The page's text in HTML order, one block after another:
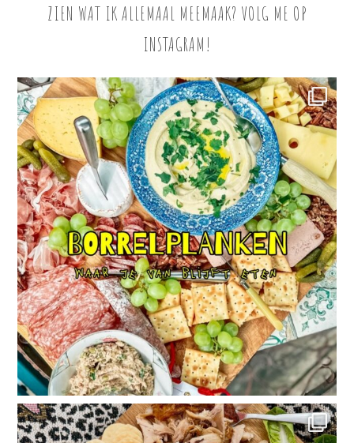
ZIEN WAT IK ALLEMAAL MEEMAAK? VOLG ME OP
INSTAGRAM!